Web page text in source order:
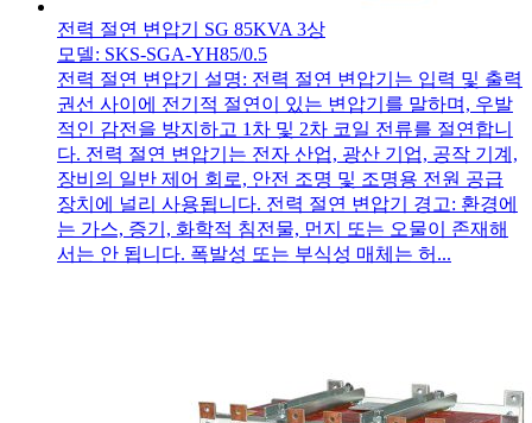
전력 절연 변압기 SG 85KVA 3상
모델: SKS-SGA-YH85/0.5
전력 절연 변압기 설명: 전력 절연 변압기는 입력 및 출력
권선 사이에 전기적 절연이 있는 변압기를 말하며, 우발
적인 감전을 방지하고 1차 및 2차 코일 전류를 절연합니
다. 전력 절연 변압기는 전자 산업, 광산 기업, 공작 기계,
장비의 일반 제어 회로, 안전 조명 및 조명용 전원 공급
장치에 널리 사용됩니다. 전력 절연 변압기 경고: 환경에
는 가스, 증기, 화학적 침전물, 먼지 또는 오물이 존재해
서는 안 됩니다. 폭발성 또는 부식성 매체는 허...